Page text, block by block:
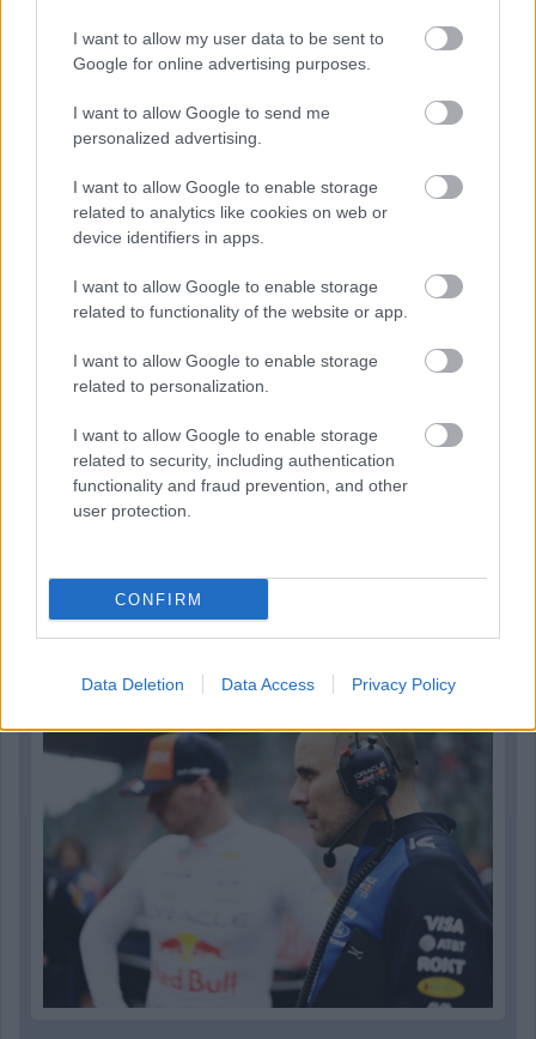
I want to allow my user data to be sent to
Google for online advertising purposes.
I want to allow Google to send me
personalized advertising.
I want to allow Google to enable storage
related to analytics like cookies on web or
device identifiers in apps.
I want to allow Google to enable storage
related to functionality of the website or app.
I want to allow Google to enable storage
related to personalization.
I want to allow Google to enable storage
related to security, including authentication
functionality and fraud prevention, and other
user protection.
CONFIRM
Data Deletion Data Access Privacy Policy
Parc Fermé
9 órája
MotoGP: Bezzecchi közel egy másodpercet javított a
körrekordon